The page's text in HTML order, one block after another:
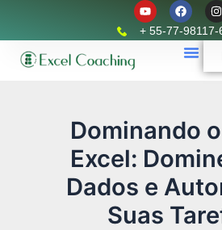
conteúdo
Y
o
u
t
F
a
c
e
b
o
I
n
s
t
r
+ 55-77-98117-
Dominando
Excel:
Dados e
Suas